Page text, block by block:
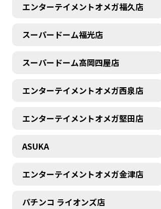
エンターテイメントオメガ福久店
スーパードーム福光店
スーパードーム高岡四屋店
エンターテイメントオメガ西泉店
エンターテイメントオメガ堅田店
ASUKA
エンターテイメントオメガ金津店
パチンコ ライオンズ店